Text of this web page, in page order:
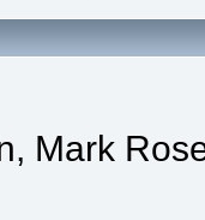
Mark